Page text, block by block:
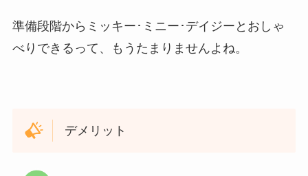
準備段階からミッキー･ミニー･デイジーとおしゃ
べりできるって、もうたまりませんよね。
デメリット